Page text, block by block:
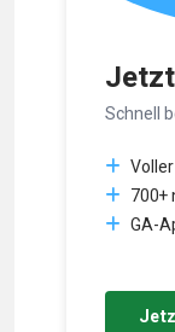
Schnell
700+
GA-